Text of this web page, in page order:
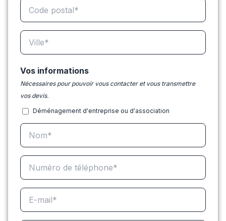
Vos informations
Nécessaires pour pouvoir vous contacter et vous transmettre
vos devis.
Déménagement d'entreprise ou d'association